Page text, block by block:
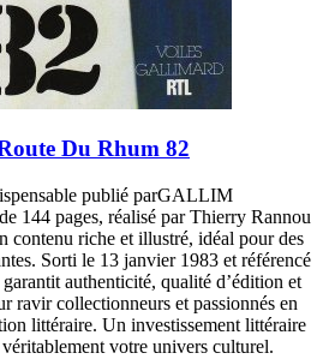
Du Rhum 82
publié parGALLIM
144 pages, réalisé par Thierry Rannou
contenu riche et illustré, idéal pour des
Sorti le 13 janvier 1983 et référencé
authenticité, qualité d’édition et
ravir collectionneurs et passionnés en
littéraire. Un investissement littéraire
votre univers culturel.